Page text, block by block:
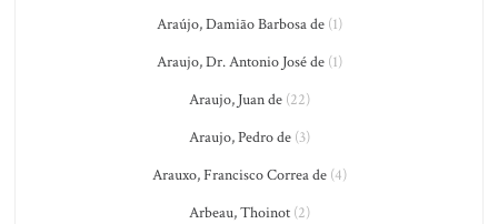
Araújo, Damião Barbosa de(1)
Araujo, Dr. Antonio José de(1)
Araujo, Juan de(22)
Araujo, Pedro de(3)
Arauxo, Francisco Correa de(4)
Arbeau, Thoinot(2)